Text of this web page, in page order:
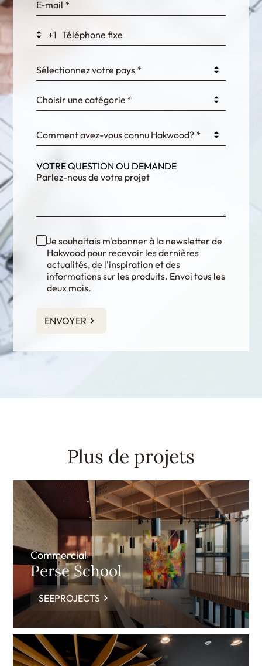
WEK7sP7DXp5OiEV
fKG333tDPmDdJm8
+1
Sélectionnez votre pays *
Choisir une catégorie *
Comment avez-vous connu Hakwood? *
VOTRE QUESTION OU DEMANDE
Je souhaitais m'abonner à la newsletter de
Hakwood pour recevoir les dernières
actualités, de l'inspiration et des
informations sur les produits. Envoi tous les
deux mois.
ENVOYER
Plus de projets
Commercial
Perse School
SEEPROJECTS